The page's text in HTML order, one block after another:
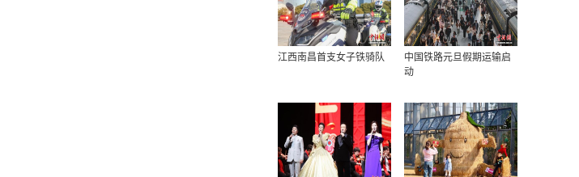
江西南昌首支女子铁骑队
中国铁路元旦假期运输启
动